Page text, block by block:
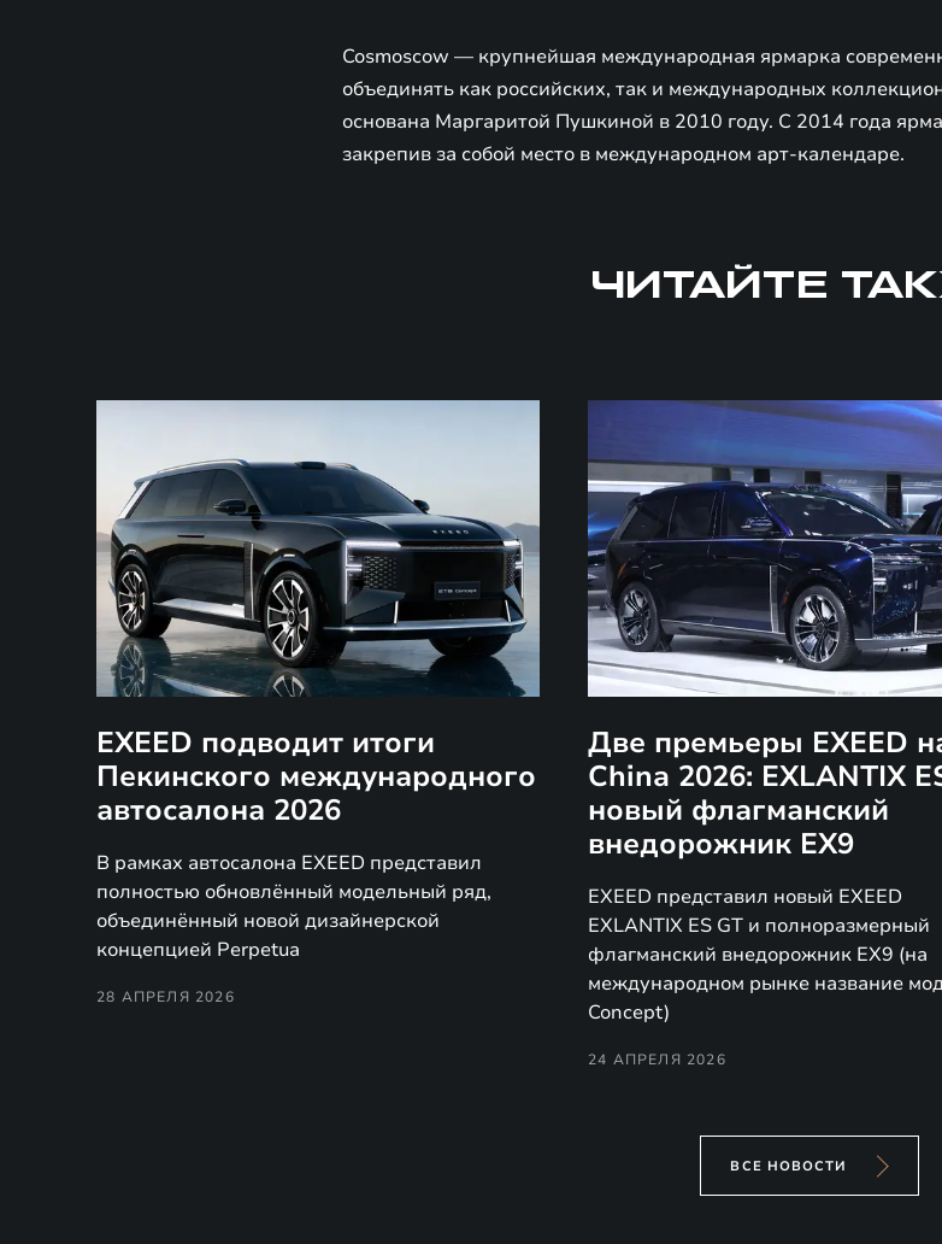
Cosmoscow — крупнейшая международная ярмарка
объединять как российских, так и международных
основана Маргаритой Пушкиной в 2010 году. С 2014 года
закрепив за собой место в международном арт-календаре.
ЧИТАЙТЕ
EXEED подводит итоги
Пекинского международного
автосалона 2026
В рамках автосалона EXEED представил
полностью обновлённый модельный ряд,
объединённый новой дизайнерской
концепцией Perpetua
28 АПРЕЛЯ 2026
Две премьеры EXEED
China 2026: EXLANTIX
новый флагманский
внедорожник EX9
EXEED представил новый EXEED
EXLANTIX ES GT и полноразмерный
флагманский внедорожник EX9 (на
международном рынке название
Concept)
24 АПРЕЛЯ 2026
ВСЕ НОВОСТИ